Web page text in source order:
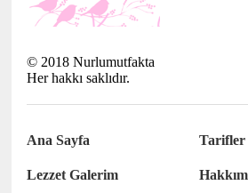
© 2018 Nurlumutfakta
Her hakkı saklıdır.
Ana Sayfa Tarifler
Lezzet Galerim